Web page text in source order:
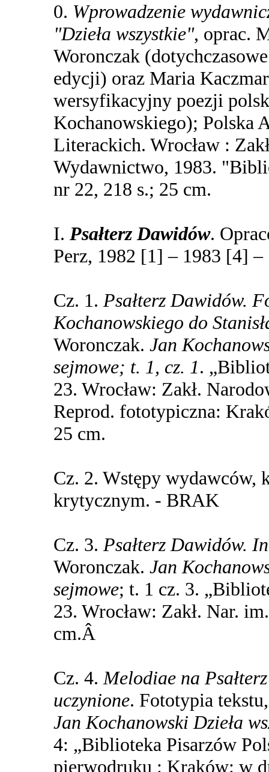
0. Wprowadzenie
"Dzieła wszystkie", oprac.
Woronczak
edycji) oraz Maria
wersyfikacyjny poezji
Kochanowskiego); Polska
Literackich. Wrocław :
Wydawnictwo, 1983.
nr 22, 218 s.; 25 cm.
I. Psałterz Dawidów.
Perz, 1982 [1] – 1983 [4]
Cz. 1. Psałterz Dawidów.
Kochanowskiego do
Woronczak. Jan
sejmowe; t. 1, cz. 1.
23. Wrocław: Zakł.
Reprod. fototypiczna:
25 cm.
Cz. 2. Wstępy wydawców,
krytycznym. - BRAK
Cz. 3. Psałterz Dawidów.
Woronczak. Jan
sejmowe; t. 1 cz. 3.
23. Wrocław: Zakł. Nar.
cm.Â
Cz. 4.Melodiae na
uczynione. Fototypia
Jan Kochanowski Dzieła
4: „Biblioteka Pisarzów
pierwodruku : Kraków: w